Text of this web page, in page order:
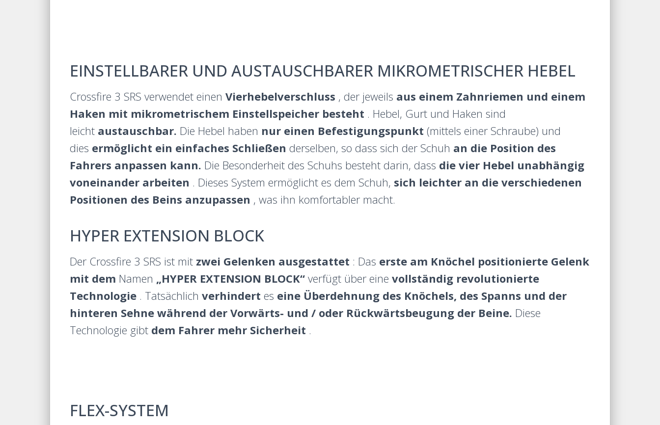
EINSTELLBARER UND AUSTAUSCHBARER MIKROMETRISCHER HEBEL
Crossfire 3 SRS verwendet einen Vierhebelverschluss , der jeweils aus einem Zahnriemen und einem
Haken mit mikrometrischem Einstellspeicher besteht . Hebel, Gurt und Haken sind
leicht austauschbar. Die Hebel haben nur einen Befestigungspunkt (mittels einer Schraube) und
dies ermöglicht ein einfaches Schließen derselben, so dass sich der Schuh an die Position des
Fahrers anpassen kann. Die Besonderheit des Schuhs besteht darin, dass die vier Hebel unabhängig
voneinander arbeiten . Dieses System ermöglicht es dem Schuh, sich leichter an die verschiedenen
Positionen des Beins anzupassen , was ihn komfortabler macht.
HYPER EXTENSION BLOCK
Der Crossfire 3 SRS ist mit zwei Gelenken ausgestattet : Das erste am Knöchel positionierte Gelenk
mit dem Namen „HYPER EXTENSION BLOCK“ verfügt über eine vollständig revolutionierte
Technologie . Tatsächlich verhindert es eine Überdehnung des Knöchels, des Spanns und der
hinteren Sehne während der Vorwärts- und / oder Rückwärtsbeugung der Beine. Diese
Technologie gibt dem Fahrer mehr Sicherheit .
FLEX-SYSTEM